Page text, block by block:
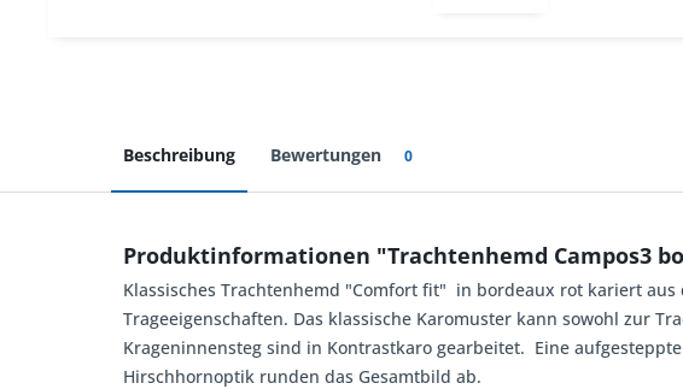
Beschreibung Bewertungen 0
Produktinformationen "Trachtenhemd Campos3
Klassisches Trachtenhemd "Comfort fit" in bordeaux rot kariert
Trageeigenschaften. Das klassische Karomuster kann sowohl zur
Krageninnensteg sind in Kontrastkaro gearbeitet. Eine
Hirschhornoptik runden das Gesamtbild ab.